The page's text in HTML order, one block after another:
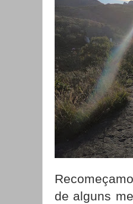
de alguns